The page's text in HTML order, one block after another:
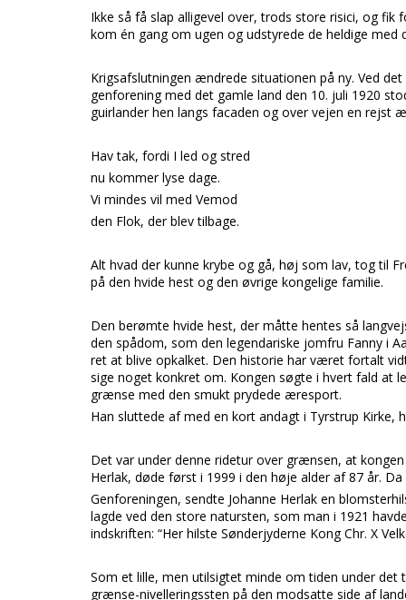
Ikke så få slap alligevel over, trods store risici, og fik
kom én gang om ugen og udstyrede de heldige med
Krigsafslutningen ændrede situationen på ny. Ved
genforening med det gamle land den 10. juli 1920
guirlander hen langs facaden og over vejen en rejst
Hav tak, fordi I led og stred
nu kommer lyse dage.
Vi mindes vil med Vemod
den Flok, der blev tilbage.
Alt hvad der kunne krybe og gå, høj som lav, tog til
på den hvide hest og den øvrige kongelige familie.
Den berømte hvide hest, der måtte hentes så
den spådom, som den legendariske jomfru Fanny i
ret at blive opkalket. Den historie har været fortalt
sige noget konkret om. Kongen søgte i hvert fald at
grænse med den smukt prydede æresport.
Han sluttede af med en kort andagt i Tyrstrup Kirke,
Det var under denne ridetur over grænsen, at
Herlak, døde først i 1999 i den høje alder af 87 år.
Genforeningen, sendte Johanne Herlak en
lagde ved den store natursten, som man i 1921
indskriften: “Her hilste Sønderjyderne Kong Chr. X
Som et lille, men utilsigtet minde om tiden under
grænse-nivelleringssten på den modsatte side af